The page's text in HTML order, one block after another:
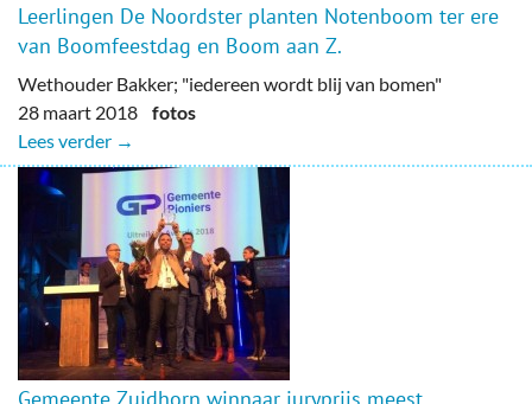
Leerlingen De Noordster planten Notenboom ter ere
van Boomfeestdag en Boom aan Z.
Wethouder Bakker; "iedereen wordt blij van bomen"
28 maart 2018 fotos
Lees verder →